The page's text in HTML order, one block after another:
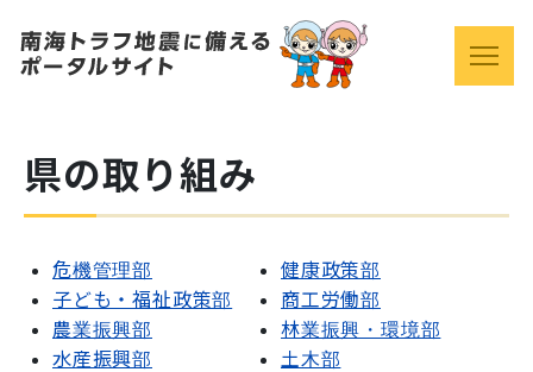
県の取り組み
危機管理部
健康政策部
子ども・福祉政策部
商工労働部
農業振興部
林業振興・環境部
水産振興部
土木部